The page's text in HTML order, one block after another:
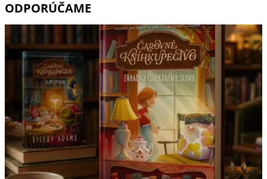
ODPORÚČAME